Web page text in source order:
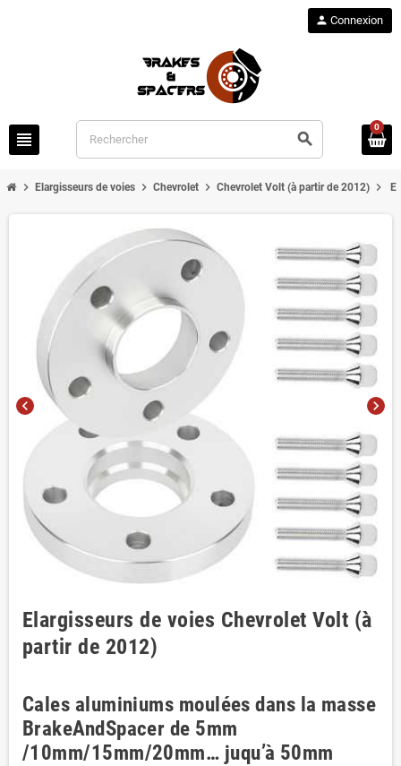
view_headline search
person Connexion
0
chevron_right Elargisseurs de voies chevron_right Chevrolet chevron_right Chevrolet Volt (à partir de 2012) chevron_right
chevron_left chevron_right
Elargisseurs de voies Chevrolet Volt (à
partir de 2012)
Cales aluminiums moulées dans la masse
BrakeAndSpacer de 5mm
/10mm/15mm/20mm… juqu’à 50mm